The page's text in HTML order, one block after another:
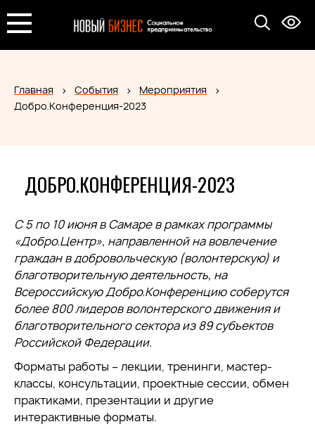
Главная События
Мероприятия
Добро.Конференция-2023
ДОБРО.КОНФЕРЕНЦИЯ-2023
С 5 по 10 июня в Самаре в рамках программы
«Добро.Центр», направленной на вовлечение
граждан в добровольческую (волонтерскую) и
благотворительную деятельность, на
Всероссийскую Добро.Конференцию соберутся
более 800 лидеров волонтерского движения и
благотворительного сектора из 89 субъектов
Российской Федерации.
Форматы работы – лекции, тренинги, мастер-
классы, консультации, проектные сессии, обмен
практиками, презентации и другие
интерактивные форматы.